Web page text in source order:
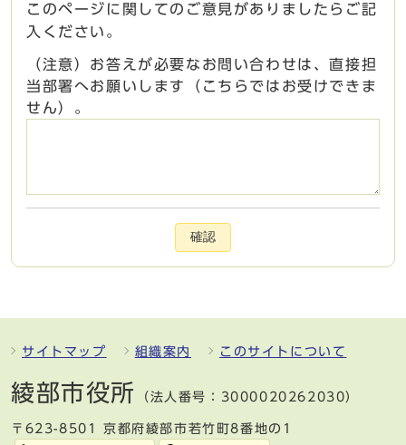
このページに関してのご意見がありましたらご記
入ください。
（注意）お答えが必要なお問い合わせは、直接担
当部署へお願いします（こちらではお受けできま
せん）。
確認
サイトマップ 組織案内 このサイトについて
綾部市役所 （法人番号：3000020262030）
〒623-8501 京都府綾部市若竹町8番地の1